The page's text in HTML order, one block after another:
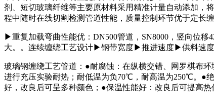
剂、短切玻璃纤维等主要原材料采用精准计量自动添加，
程中随时在线切割检测管道性能，质量控制环节优于定长缠
▶重复加载弯曲性能优：DN500管道，SN8000，竖向位移
大。。连续缠绕工艺设计▶钢带宽度▶推进速度▶供料
玻璃钢缠绕工艺管道：●耐腐蚀：在纵横交错、网罗棋布
进行充压实验耐热；耐低温为负70℃，耐高温为250℃。●
好，改良后可呈多种颜色；●保温性能好：改良后可提高热